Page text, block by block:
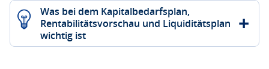
Was bei dem Kapitalbedarfsplan,
Rentabilitätsvorschau und Liquiditätsplan
wichtig ist